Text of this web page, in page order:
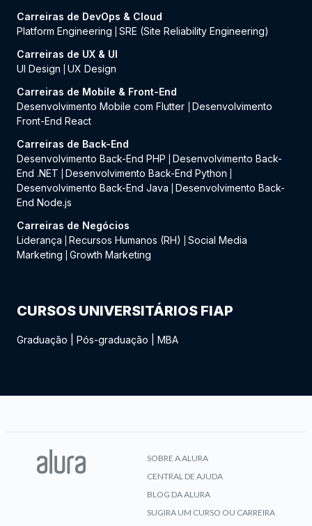
Carreiras de DevOps & Cloud
Platform Engineering
SRE (Site Reliability Engineering)
Carreiras de UX & UI
UI Design
UX Design
Carreiras de Mobile & Front-End
Desenvolvimento Mobile com Flutter
Desenvolvimento
Front-End React
Carreiras de Back-End
Desenvolvimento Back-End PHP
Desenvolvimento Back-
End .NET
Desenvolvimento Back-End Python
Desenvolvimento Back-End Java
Desenvolvimento Back-
End Node.js
Carreiras de Negócios
Liderança
Recursos Humanos (RH)
Social Media
Marketing
Growth Marketing
CURSOS UNIVERSITÁRIOS FIAP
Graduação Pós-graduação MBA
SOBRE A ALURA
CENTRAL DE AJUDA
BLOG DA ALURA
SUGIRA UM CURSO OU CARREIRA